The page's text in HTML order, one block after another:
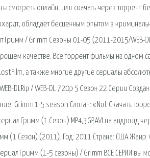
смотреть онлайн, или скачать через торрент
обладает бесценным опытом в
Гримм / Grimm Сезоны 01-05 (2011-2015/WEB-
качестве. Все торрент фильмы на одном
а также многие другие сериалы
DLRip / WEB-DL 720p 5 Сезон 22 Серии
Grimm 1-5 season Слоган: «Not Скачать
Гримм (1 Сезон) MP4,3GP,AVI на андроид
(1 Сезон) (2011). Год: 2011 Страна: США
Гримм (1-5 сезоны) / Grimm ВСЕ СЕРИИ вы